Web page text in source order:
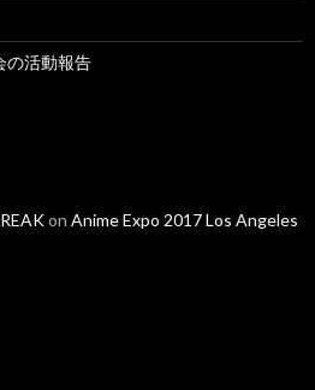
の活動報告
on Anime Expo 2017 Los Angeles